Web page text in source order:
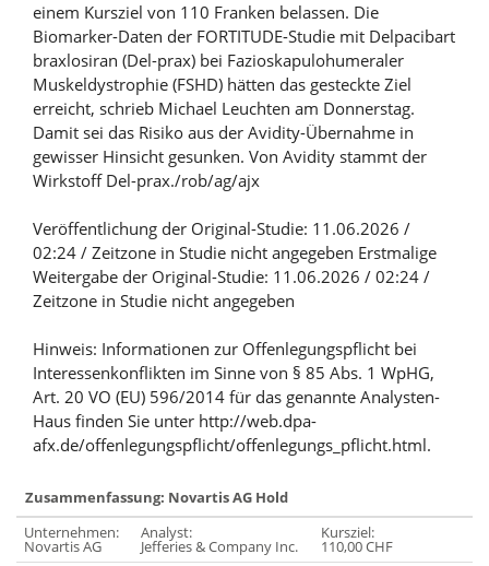
einem Kursziel von 110 Franken belassen. Die
Biomarker-Daten der FORTITUDE-Studie mit Delpacibart
braxlosiran (Del-prax) bei Fazioskapulohumeraler
Muskeldystrophie (FSHD) hätten das gesteckte Ziel
erreicht, schrieb Michael Leuchten am Donnerstag.
Damit sei das Risiko aus der Avidity-Übernahme in
gewisser Hinsicht gesunken. Von Avidity stammt der
Wirkstoff Del-prax./rob/ag/ajx
Veröffentlichung der Original-Studie: 11.06.2026 /
02:24 / Zeitzone in Studie nicht angegeben Erstmalige
Weitergabe der Original-Studie: 11.06.2026 / 02:24 /
Zeitzone in Studie nicht angegeben
Hinweis: Informationen zur Offenlegungspflicht bei
Interessenkonflikten im Sinne von § 85 Abs. 1 WpHG,
Art. 20 VO (EU) 596/2014 für das genannte Analysten-
Haus finden Sie unter http://web.dpa-
afx.de/offenlegungspflicht/offenlegungs_pflicht.html.
Zusammenfassung: Novartis AG Hold
Unternehmen:
Novartis AG
Analyst:
Jefferies & Company Inc.
Kursziel:
110,00 CHF